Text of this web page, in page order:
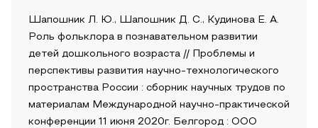
Шапошник Л. Ю., Шапошник Д. С., Кудинова Е. А.
Роль фольклора в познавательном развитии
детей дошкольного возраста // Проблемы и
перспективы развития научно-технологического
пространства России : сборник научных трудов по
материалам Международной научно-практической
конференции 11 июня 2020г. Белгород : ООО